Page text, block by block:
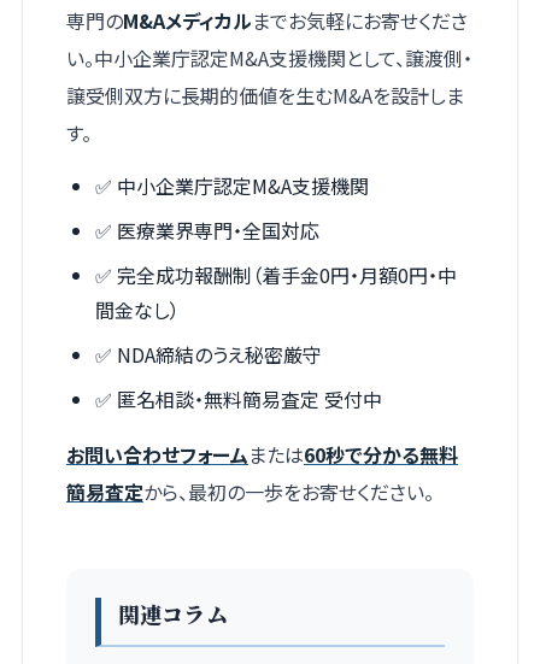
専門のM&Aメディカルまでお気軽にお寄せくださ
い。中小企業庁認定M&A支援機関として、譲渡側・
譲受側双方に長期的価値を生むM&Aを設計しま
す。
✅ 中小企業庁認定M&A支援機関
✅ 医療業界専門・全国対応
✅ 完全成功報酬制（着手金0円・月額0円・中
間金なし）
✅ NDA締結のうえ秘密厳守
✅ 匿名相談・無料簡易査定 受付中
お問い合わせフォームまたは60秒で分かる無料
簡易査定から、最初の一歩をお寄せください。
関連コラム